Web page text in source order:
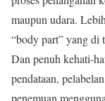
maupun udara.
“body part” yang di
Dan penuh kehati-
pendataan,
penemuan